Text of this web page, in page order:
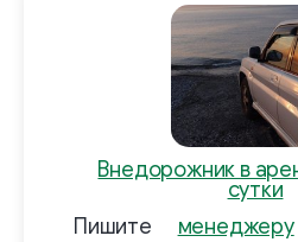
Внедорожник в
сутки
Пишите
менеджеру